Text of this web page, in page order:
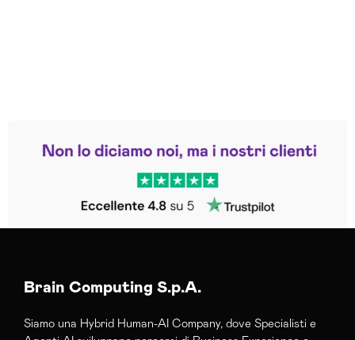
Trustpilot
Brain Computing S.p.A.
Siamo una Hybrid Human-AI Company, dove Specialisti e